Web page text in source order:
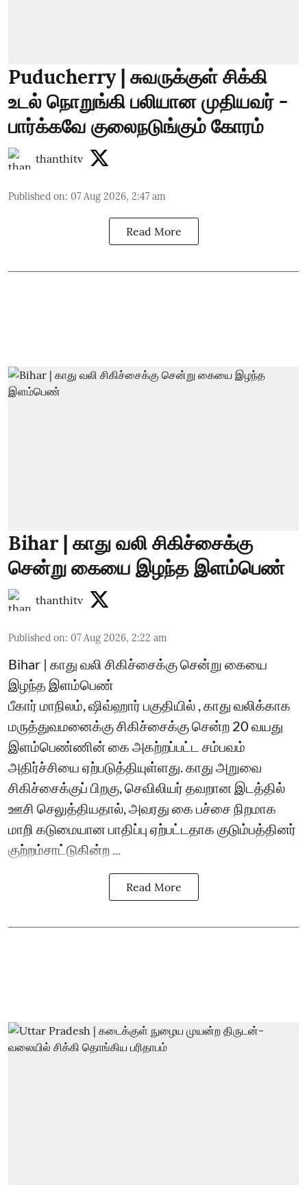
Puducherry | சுவருக்குள் சிக்கி
உடல் நொறுங்கி பலியான முதியவர் -
பார்க்கவே குலைநடுங்கும் கோரம்
thanthitv
Published on: 07 Aug 2026, 2:47 am
Read More
Bihar | காது வலி சிகிச்சைக்கு
சென்று கையை இழந்த இளம்பெண்
thanthitv
Published on: 07 Aug 2026, 2:22 am
Bihar | காது வலி சிகிச்சைக்கு சென்று கையை
இழந்த இளம்பெண்
பீகார் மாநிலம், ஷிவ்ஹார் பகுதியில் , காது வலிக்காக
மருத்துவமனைக்கு சிகிச்சைக்கு சென்ற 20 வயது
இளம்பெண்ணின் கை அகற்றப்பட்ட சம்பவம்
அதிர்ச்சியை ஏற்படுத்தியுள்ளது. காது அறுவை
சிகிச்சைக்குப் பிறகு, செவிலியர் தவறான இடத்தில்
ஊசி செலுத்தியதால், அவரது கை பச்சை நிறமாக
மாறி கடுமையான பாதிப்பு ஏற்பட்டதாக குடும்பத்தினர்
குற்றம்சாட்டுகின்ற ...
Read More